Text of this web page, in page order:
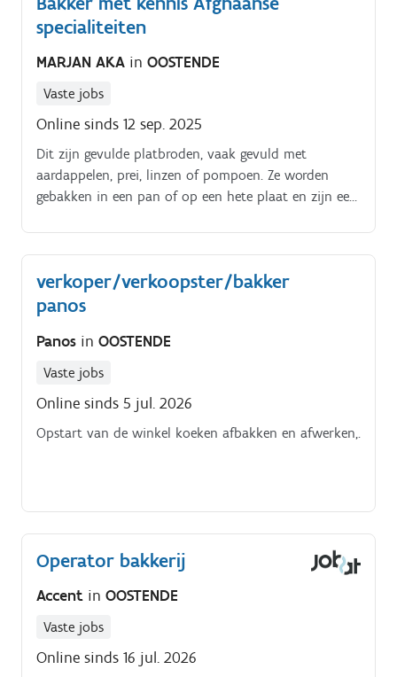
specialiteiten
MARJAN AKA in OOSTENDE
Vaste jobs
Online sinds 12 sep. 2025
Dit zijn gevulde platbroden, vaak gevuld met
aardappelen, prei, linzen of pompoen. Ze worden
gebakken in een pan of op een hete plaat en zijn een
knapperige textuur en gelaagde structuur.
verkoper/verkoopster/bakker
panos
Panos in OOSTENDE
Vaste jobs
Online sinds 5 jul. 2026
Opstart van de winkel koeken afbakken en afwerken,.
Operator bakkerij
Accent in OOSTENDE
Vaste jobs
Online sinds 16 jul. 2026